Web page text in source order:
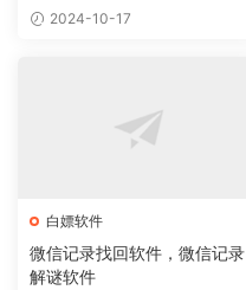
2024-10-17
白嫖软件
微信记录找回软件，微信记录
解谜软件